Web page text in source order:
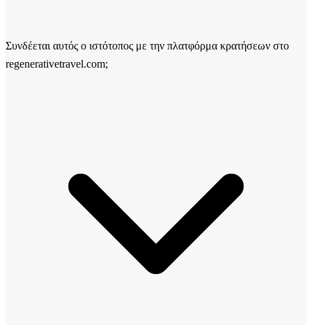
Συνδέεται αυτός ο ιστότοπος με την πλατφόρμα κρατήσεων στο
regenerativetravel.com;